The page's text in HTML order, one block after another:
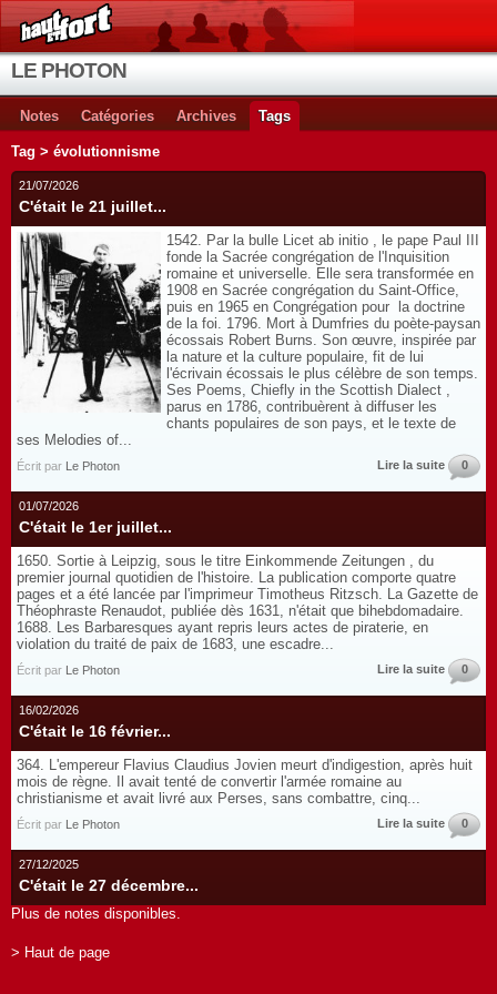
LE PHOTON
Notes Catégories Archives Tags
Tag > évolutionnisme
21/07/2026
C'était le 21 juillet...
1542. Par la bulle Licet ab initio , le pape Paul III
fonde la Sacrée congrégation de l'Inquisition
romaine et universelle. Elle sera transformée en
1908 en Sacrée congrégation du Saint-Office,
puis en 1965 en Congrégation pour la doctrine
de la foi. 1796. Mort à Dumfries du poète-paysan
écossais Robert Burns. Son œuvre, inspirée par
la nature et la culture populaire, fit de lui
l'écrivain écossais le plus célèbre de son temps.
Ses Poems, Chiefly in the Scottish Dialect ,
parus en 1786, contribuèrent à diffuser les
chants populaires de son pays, et le texte de
ses Melodies of...
Écrit par Le Photon Lire la suite 0
01/07/2026
C'était le 1er juillet...
1650. Sortie à Leipzig, sous le titre Einkommende Zeitungen , du
premier journal quotidien de l'histoire. La publication comporte quatre
pages et a été lancée par l'imprimeur Timotheus Ritzsch. La Gazette de
Théophraste Renaudot, publiée dès 1631, n'était que bihebdomadaire.
1688. Les Barbaresques ayant repris leurs actes de piraterie, en
violation du traité de paix de 1683, une escadre...
Écrit par Le Photon Lire la suite 0
16/02/2026
C'était le 16 février...
364. L'empereur Flavius Claudius Jovien meurt d'indigestion, après huit
mois de règne. Il avait tenté de convertir l'armée romaine au
christianisme et avait livré aux Perses, sans combattre, cinq...
Écrit par Le Photon Lire la suite 0
27/12/2025
C'était le 27 décembre...
Plus de notes disponibles.
> Haut de page